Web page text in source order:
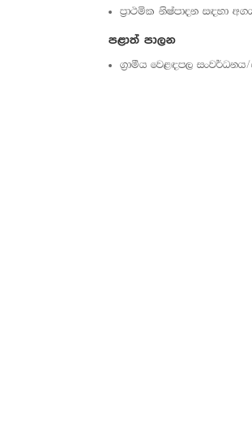
ප්‍රාථමික නිෂ්පාදන සඳහා
පළාත් පාලන
ග්‍රාමීය වෙළඳපල